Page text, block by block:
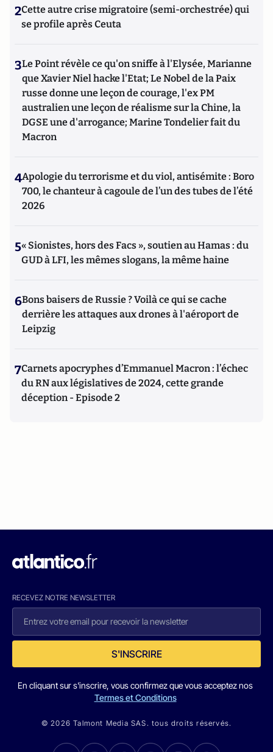
2Cette autre crise migratoire (semi-orchestrée) qui
se profile après Ceuta
3Le Point révèle ce qu'on sniffe à l'Elysée, Marianne
que Xavier Niel hacke l'Etat; Le Nobel de la Paix
russe donne une leçon de courage, l'ex PM
australien une leçon de réalisme sur la Chine, la
DGSE une d'arrogance; Marine Tondelier fait du
Macron
4Apologie du terrorisme et du viol, antisémite : Boro
700, le chanteur à cagoule de l’un des tubes de l’été
2026
5« Sionistes, hors des Facs », soutien au Hamas : du
GUD à LFI, les mêmes slogans, la même haine
6Bons baisers de Russie ? Voilà ce qui se cache
derrière les attaques aux drones à l'aéroport de
Leipzig
7Carnets apocryphes d’Emmanuel Macron : l’échec
du RN aux législatives de 2024, cette grande
déception - Episode 2
RECEVEZ NOTRE NEWSLETTER
S'INSCRIRE
En cliquant sur s'inscrire, vous confirmez que vous acceptez nos
Termes et Conditions
© 2026 Talmont Media SAS. tous droits réservés.